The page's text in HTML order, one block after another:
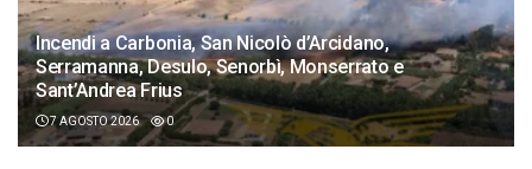
Incendi a Carbonia, San Nicolò d’Arcidano,
Serramanna, Desulo, Senorbì, Monserrato e
Sant’Andrea Frius
7 AGOSTO 2026 0